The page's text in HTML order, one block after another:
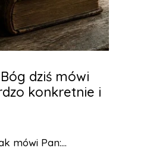
Bóg dziś mówi
konkretnie i
mówi Pan:...